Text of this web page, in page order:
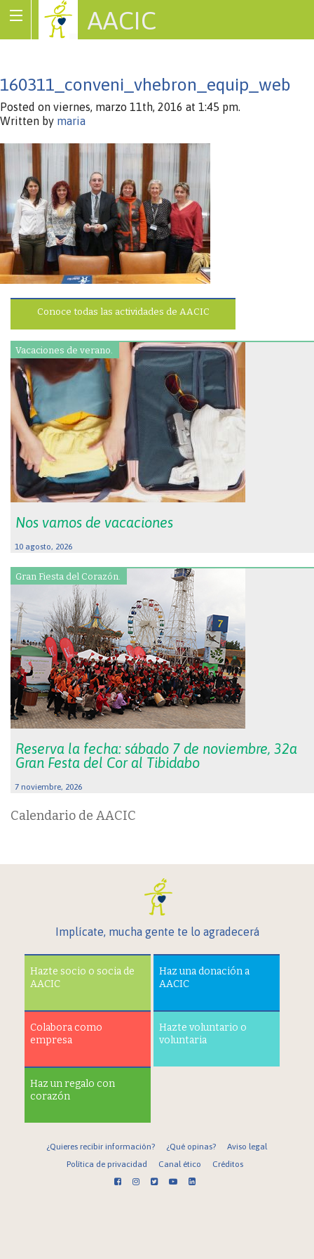
AACIC
160311_conveni_vhebron_equip_web
Posted on viernes, marzo 11th, 2016 at 1:45 pm.
Written by maria
Conoce todas las actividades de AACIC
Vacaciones de verano.
Nos vamos de vacaciones
10 agosto, 2026
Gran Fiesta del Corazón.
Reserva la fecha: sábado 7 de noviembre, 32a
Gran Festa del Cor al Tibidabo
7 noviembre, 2026
Calendario de AACIC
Implícate, mucha gente te lo agradecerá
Hazte socio o socia de
AACIC
Haz una donación a
AACIC
Colabora como
empresa
Hazte voluntario o
voluntaria
Haz un regalo con
corazón
¿Quieres recibir información? ¿Qué opinas?
Aviso legal
Política de privacidad
Canal ético Créditos